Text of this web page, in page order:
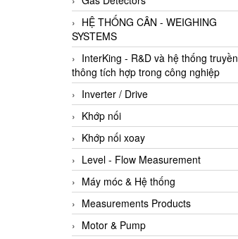
HỆ THỐNG CÂN - WEIGHING
SYSTEMS
InterKing - R&D và hệ thống truyền
thông tích hợp trong công nghiệp
Inverter / Drive
Khớp nối
Khớp nối xoay
Level - Flow Measurement
Máy móc & Hệ thống
Measurements Products
Motor & Pump